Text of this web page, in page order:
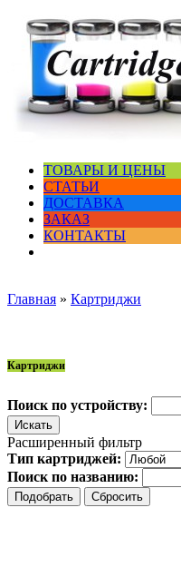
ТОВАРЫ И ЦЕНЫ
СТАТЬИ
ДОСТАВКА
ЗАКАЗ
КОНТАКТЫ
Главная » Картриджи
Картриджи
Поиск по устройству:
Расширенный фильтр
Тип картриджей:
Поиск по названию: